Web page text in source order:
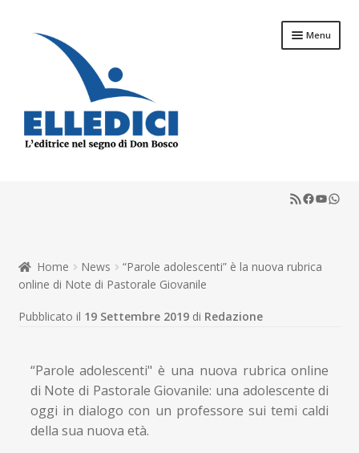
Vai
navigazione
Vai
contenuto
Menu
menu
Espandi
Sussidi
Riviste
Contatti
Espandi
il
menu
Don Bosco
Espandi
RSS FeedFacebook
Home News
“Parole adolescenti” è la nuova rubrica
online di Note di Pastorale Giovanile
Pubblicato il 19 Settembre 2019 di Redazione
“Parole adolescenti" è una nuova rubrica online
di Note di Pastorale Giovanile: una adolescente di
oggi in dialogo con un professore sui temi caldi
della sua nuova età.